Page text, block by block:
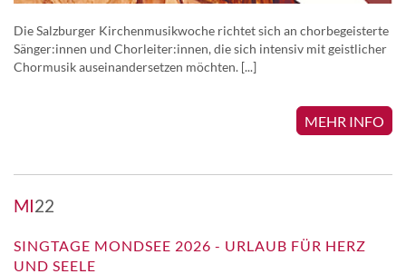
Die Salzburger Kirchenmusikwoche richtet sich an chorbegeisterte
Sänger:innen und Chorleiter:innen, die sich intensiv mit geistlicher
Chormusik auseinandersetzen möchten. [...]
MEHR INFO
MI22
SINGTAGE MONDSEE 2026 - URLAUB FÜR HERZ
UND SEELE